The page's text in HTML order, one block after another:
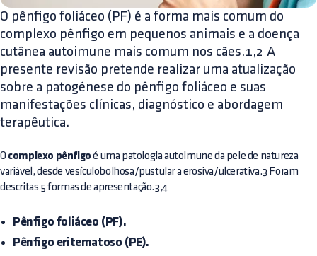
O pênfigo foliáceo (PF) é a forma mais comum do
complexo pênfigo em pequenos animais e a doença
cutânea autoimune mais comum nos cães.1,2 A
presente revisão pretende realizar uma atualização
sobre a patogénese do pênfigo foliáceo e suas
manifestações clínicas, diagnóstico e abordagem
terapêutica.
O complexo pênfigo é uma patologia autoimune da pele de natureza
variável, desde vesículobolhosa/pustular a erosiva/ulcerativa.3 Foram
descritas 5 formas de apresentação.3,4
Pênfigo foliáceo (PF).
Pênfigo eritematoso (PE).